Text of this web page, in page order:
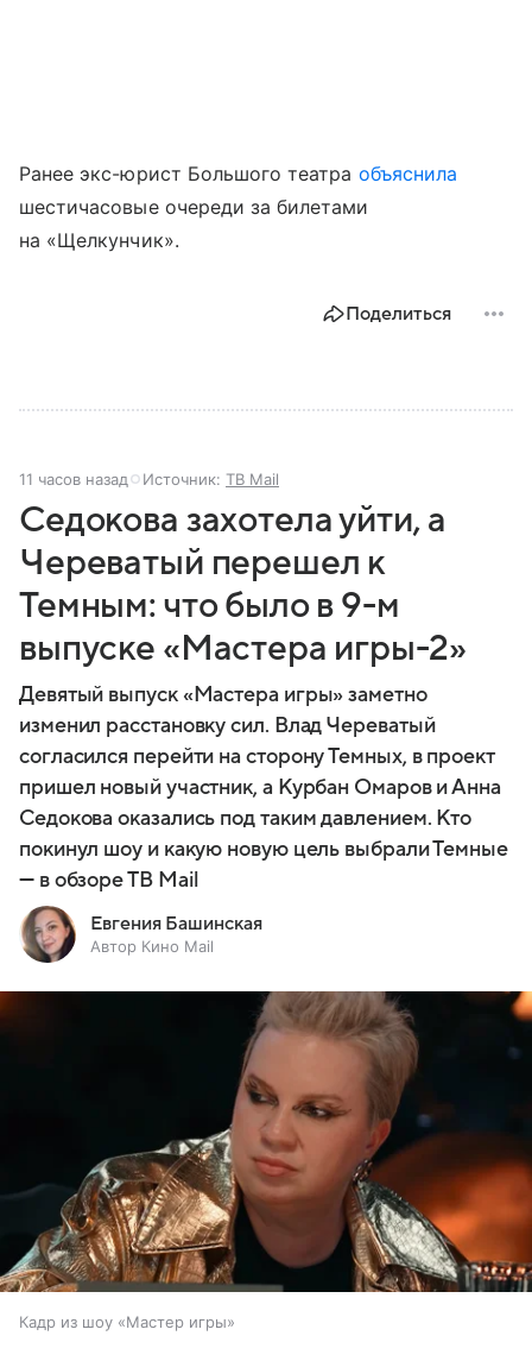
Ранее экс-юрист Большого театра объяснила
шестичасовые очереди за билетами
на «Щелкунчик».
Поделиться
11 часов назад Источник: ТВ Mail
Седокова захотела уйти, а
Череватый перешел к
Темным: что было в 9-м
выпуске «Мастера игры-2»
Девятый выпуск «Мастера игры» заметно
изменил расстановку сил. Влад Череватый
согласился перейти на сторону Темных, в проект
пришел новый участник, а Курбан Омаров и Анна
Седокова оказались под таким давлением. Кто
покинул шоу и какую новую цель выбрали Темные
— в обзоре ТВ Mail
Евгения Башинская
Автор Кино Mail
Кадр из шоу «Мастер игры»